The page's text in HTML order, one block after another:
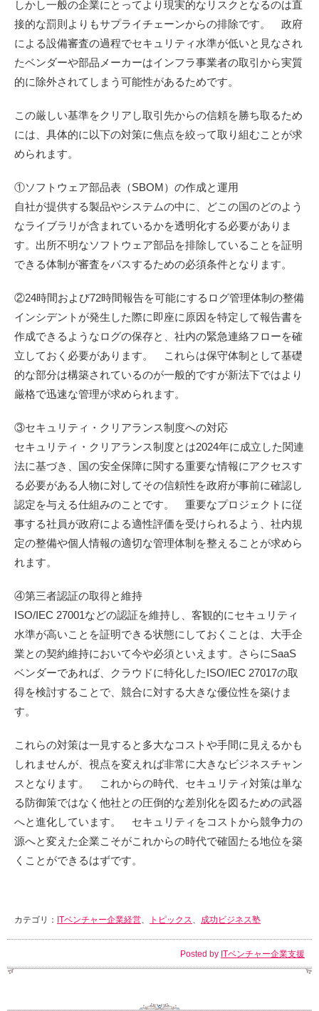
しかし一般の企業にとってより現実的なリスクとなるのは直
接的な罰則よりもサプライチェーンからの排除です。 政府
による設備審査の過程でセキュリティ水準が低いと見なされ
たベンダーや部品メーカーはインフラ事業者の取引から実質
的に除外されてしまう可能性があるためです。
この厳しい基準をクリアし取引先からの信頼を勝ち取るため
には、具体的に以下の対策に焦点を絞って取り組むことが求
められます。
①ソフトウェア部品表（SBOM）の作成と運用
自社が提供する製品やシステムの中に、どこの国のどのよう
なライブラリが含まれているかを透明化する必要がありま
す。出所不明なソフトウェア部品を排除していることを証明
できる体制が審査をパスするための必須条件となります。
②24時間および72時間報告を可能にするログ管理体制の整備
インシデントが発生した際に即座に原因を特定して報告書を
作成できるようなログの保存と、社内の緊急連絡フローを確
立しておく必要があります。 これらは保守体制として基礎
的な部分は構築されているのが一般的ですが新法下ではより
厳格で迅速な管理が求められます。
③セキュリティ・クリアランス制度への対応
セキュリティ・クリアランス制度とは2024年に成立した関連
法に基づき、国の安全保障に関する重要な情報にアクセスす
る必要がある人物に対してその信頼性を政府が事前に確認し
認定を与える仕組みのことです。 重要なプロジェクトに従
事する社員が政府による適性評価を受けられるよう、社内規
定の整備や個人情報の適切な管理体制を整えることが求めら
れます。
④第三者認証の取得と維持
ISO/IEC 27001などの認証を維持し、客観的にセキュリティ
水準が高いことを証明できる状態にしておくことは、大手企
業との契約維持において今や必須といえます。さらにSaaS
ベンダーであれば、クラウドに特化したISO/IEC 27017の取
得を検討することで、競合に対する大きな優位性を築けま
す。
これらの対策は一見すると多大なコストや手間に見えるかも
しれませんが、視点を変えれば非常に大きなビジネスチャン
スとなります。 これからの時代、セキュリティ対策は単な
る防御策ではなく他社との圧倒的な差別化を図るための武器
へと進化しています。 セキュリティをコストから競争力の
源へと変えた企業こそがこれからの時代で確固たる地位を築
くことができるはずです。
カテゴリ： ITベンチャー企業経営 トピックス 成功ビジネス塾
Posted by ITベンチャー企業支援